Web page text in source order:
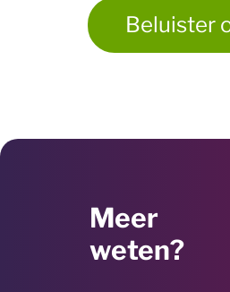
Beluister
Meer
weten?